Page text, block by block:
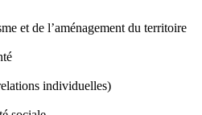
et de l’aménagement du territoire
individuelles)